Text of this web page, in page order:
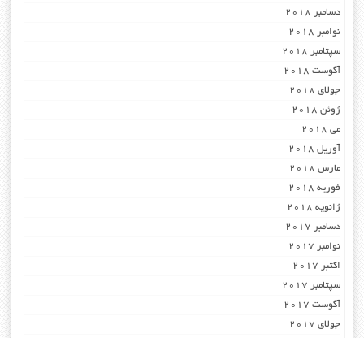
دسامبر 2018
نوامبر 2018
سپتامبر 2018
آگوست 2018
جولای 2018
ژوئن 2018
می 2018
آوریل 2018
مارس 2018
فوریه 2018
ژانویه 2018
دسامبر 2017
نوامبر 2017
اکتبر 2017
سپتامبر 2017
آگوست 2017
جولای 2017